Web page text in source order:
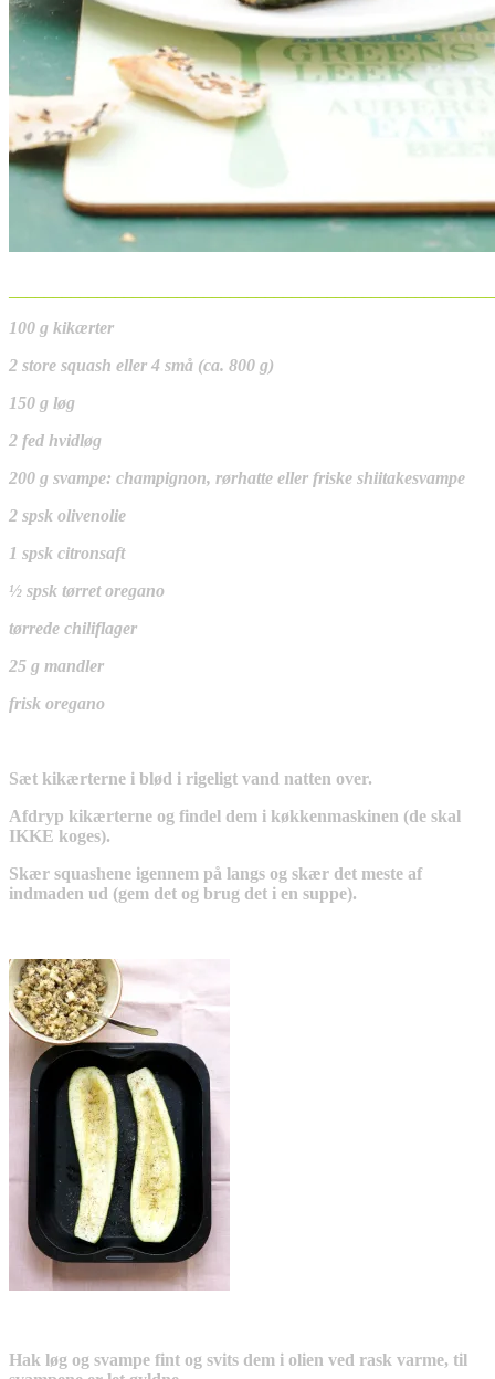
100 g kikærter
2 store squash eller 4 små (ca. 800 g)
150 g løg
2 fed hvidløg
200 g svampe: champignon, rørhatte eller friske shiitakesvampe
2 spsk olivenolie
1 spsk citronsaft
½ spsk tørret oregano
tørrede chiliflager
25 g mandler
frisk oregano
Sæt kikærterne i blød i rigeligt vand natten over.
Afdryp kikærterne og findel dem i køkkenmaskinen (de skal
IKKE koges).
Skær squashene igennem på langs og skær det meste af
indmaden ud (gem det og brug det i en suppe).
Hak løg og svampe fint og svits dem i olien ved rask varme, til